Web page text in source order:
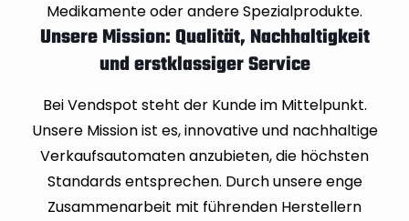
Medikamente oder andere Spezialprodukte.
Unsere Mission: Qualität, Nachhaltigkeit
und erstklassiger Service
Bei Vendspot steht der Kunde im Mittelpunkt.
Unsere Mission ist es, innovative und nachhaltige
Verkaufsautomaten anzubieten, die höchsten
Standards entsprechen. Durch unsere enge
Zusammenarbeit mit führenden Herstellern